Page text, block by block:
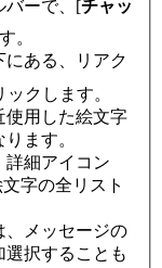
バーで、[チャッ
。
にある、リアク
ックします。
使用した絵文字
ます。
詳細アイコン
字の全リスト
、メッセージの
択することも